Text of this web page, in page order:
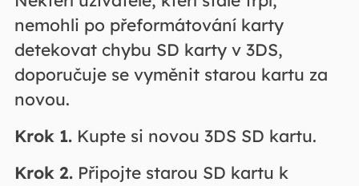
nemohli po přeformátování karty
detekovat chybu SD karty v 3DS,
doporučuje se vyměnit starou kartu za
novou.
Krok 1.Kupte si novou 3DS SD kartu.
Krok 2.Připojte starou SD kartu k